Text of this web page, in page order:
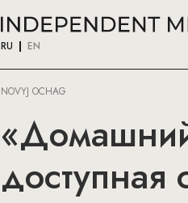
RU EN
NOVYJ OCHAG
доступная